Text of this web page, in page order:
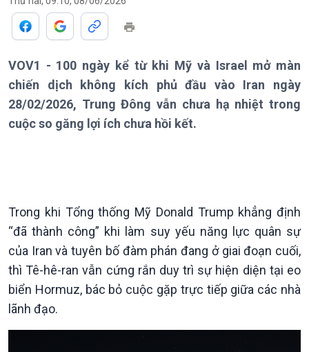
Bản tin
Chuyên mục
Theo dòng Thời sự
Tin Chính trị
Chính phủ với người dân
Quốc hội với cử tri
Xây dựng đảng
Đảng trong cuộc sống
Nhận diện sự thật
Pháp luật và đời sống
Tin thế giới
Vấn đề quốc tế
Hồ sơ sự kiện quốc tế
Thế giới & Việt Nam
Biên cương - Một dải vững
bền
VOV1 - 100 ngày kể từ khi Mỹ và Israel mở màn
chiến dịch không kích phủ đầu vào Iran ngày
28/02/2026, Trung Đông vẫn chưa hạ nhiệt trong
cuộc so găng lợi ích chưa hồi kết.
Trong khi Tổng thống Mỹ Donald Trump khẳng định
“đã thành công” khi làm suy yếu năng lực quân sự
của Iran và tuyên bố đàm phán đang ở giai đoạn cuối,
thì Tê-hê-ran vẫn cứng rắn duy trì sự hiện diện tại eo
biển Hormuz, bác bỏ cuộc gặp trực tiếp giữa các nhà
lãnh đạo.